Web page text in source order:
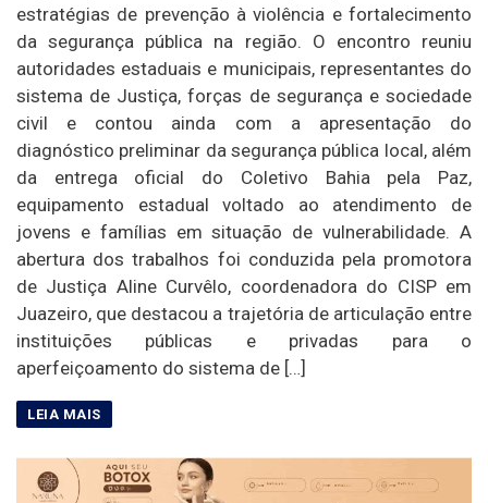
estratégias de prevenção à violência e fortalecimento
da segurança pública na região. O encontro reuniu
autoridades estaduais e municipais, representantes do
sistema de Justiça, forças de segurança e sociedade
civil e contou ainda com a apresentação do
diagnóstico preliminar da segurança pública local, além
da entrega oficial do Coletivo Bahia pela Paz,
equipamento estadual voltado ao atendimento de
jovens e famílias em situação de vulnerabilidade. A
abertura dos trabalhos foi conduzida pela promotora
de Justiça Aline Curvêlo, coordenadora do CISP em
Juazeiro, que destacou a trajetória de articulação entre
instituições públicas e privadas para o
aperfeiçoamento do sistema de […]